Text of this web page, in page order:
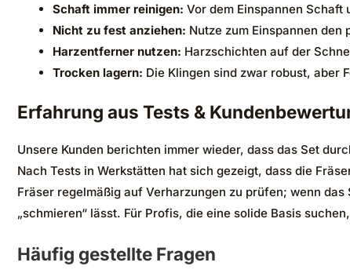
Schaft immer reinigen: Vor dem Einspannen
Nicht zu fest anziehen: Nutze zum Einspannen
Harzentferner nutzen: Harzschichten auf der
Trocken lagern: Die Klingen sind zwar robust, aber
Erfahrung aus Tests &
Unsere Kunden berichten immer wieder, dass das Set
Nach Tests in Werkstätten hat sich gezeigt, dass die
Fräser regelmäßig auf Verharzungen zu prüfen; wenn
„schmieren“ lässt. Für Profis, die eine solide Basis
Häufig gestellte Fragen